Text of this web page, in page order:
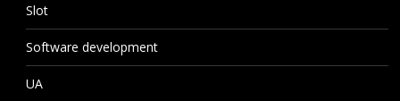
Slot
Software development
UA